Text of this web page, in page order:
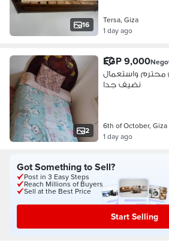
16
Tersa, Giza
1 day ago
2
EGP 9,000
واستعمال
نضيف جدا
6th of October, Giza
1 day ago
Got Something to Sell?
Post in 3 Easy Steps
Reach Millions of Buyers
Sell at the Best Price
Start Selling